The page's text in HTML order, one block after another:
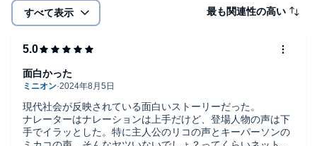
すべて表示 最も関連性の高い
現代社会が反映されている面白いストーリーだった。
ナレーターはナレーションは上手だけど、登場人物の声は下
手でイラッとした。特に主人公のリコの声とキーパーソンの
面白かった